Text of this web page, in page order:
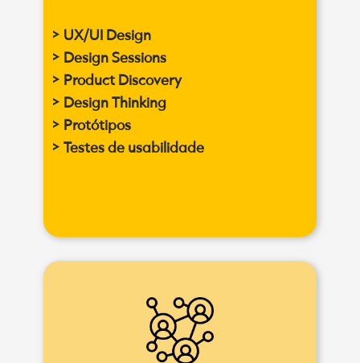
> UX/UI Design
> Design Sessions
> Product Discovery
> Design Thinking
> Protótipos
> Testes de usabilidade